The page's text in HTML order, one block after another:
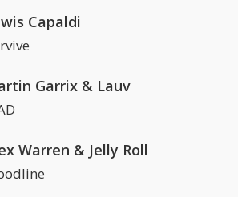
Capaldi
Garrix & Lauv
Warren & Jelly Roll